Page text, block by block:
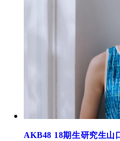
AKB48 18期生研究生山